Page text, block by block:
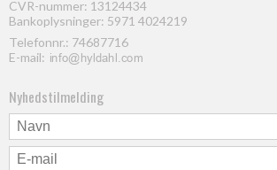
CVR-nummer: 13124434
Bankoplysninger: 5971 4024219
Telefonnr.: 74687716
E-mail:
Nyhedstilmelding